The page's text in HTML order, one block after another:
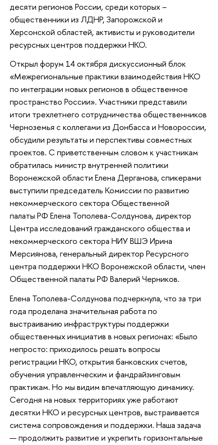
десяти регионов России, среди которых –
общественники из ЛДНР, Запорожской и
Херсонской областей, активисты и руководители
ресурсных центров поддержки НКО.
Открыл форум 14 октября дискуссионный блок
«Межрегиональные практики взаимодействия НКО
по интеграции новых регионов в общественное
пространство России». Участники представили
итоги трехлетнего сотрудничества общественников
Черноземья с коллегами из Донбасса и Новороссии,
обсудили результаты и перспективы совместных
проектов. С приветственным словом к участникам
обратилась министр внутренней политики
Воронежской области Елена Дерганова, спикерами
выступили председатель Комиссии по развитию
некоммерческого сектора Общественной
палаты РФ Елена Тополева-Солдунова, директор
Центра исследований гражданского общества и
некоммерческого сектора НИУ ВШЭ Ирина
Мерсиянова, генеральный директор Ресурсного
центра поддержки НКО Воронежской области, член
Общественной палаты РФ Валерий Черников.
Елена Тополева-Солдунова подчеркнула, что за три
года проделана значительная работа по
выстраиванию инфраструктуры поддержки
общественных инициатив в новых регионах: «Было
непросто: приходилось решать вопросы
регистрации НКО, открытия банковских счетов,
обучения управленческим и фандрайзинговым
практикам. Но мы видим впечатляющую динамику.
Сегодня на новых территориях уже работают
десятки НКО и ресурсных центров, выстраивается
система сопровождения и поддержки. Наша задача
— продолжить развитие и укрепить горизонтальные